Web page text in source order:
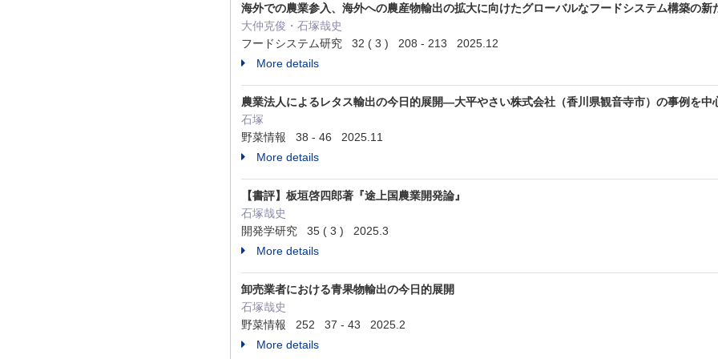
海外での農業参入、海外への農産物輸出の拡大に向けたグローバルなフードシステム構築の新
大仲克俊・石塚哉史
フードシステム研究 32 ( 3 ) 208 - 213 2025.12
More details
農業法人によるレタス輸出の今日的展開―大平やさい株式会社（香川県観音寺市）の事例を
石塚
野菜情報 38 - 46 2025.11
More details
【書評】板垣啓四郎著『途上国農業開発論』
石塚哉史
開発学研究 35 ( 3 ) 2025.3
More details
卸売業者における青果物輸出の今日的展開
石塚哉史
野菜情報 252 37 - 43 2025.2
More details